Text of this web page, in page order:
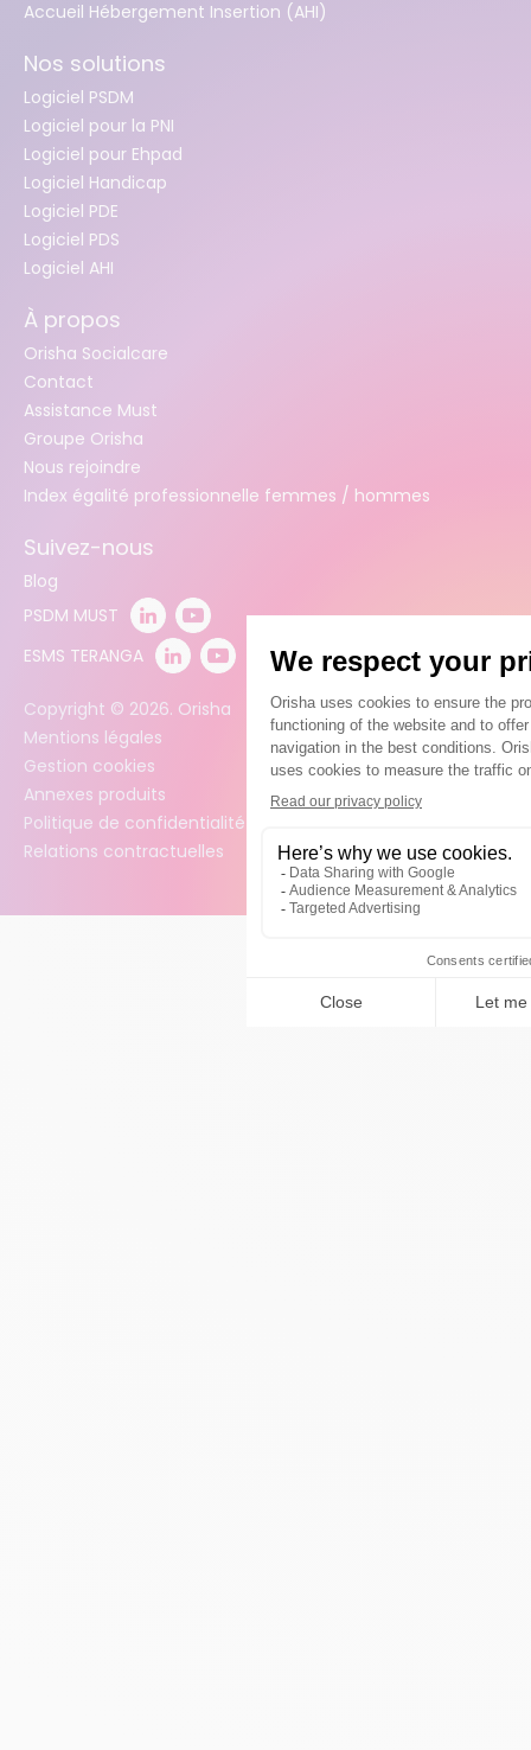
Accueil Hébergement Insertion (AHI)
Nos solutions
Logiciel PSDM
Logiciel pour la PNI
Logiciel pour Ehpad
Logiciel Handicap
Logiciel PDE
Logiciel PDS
Logiciel AHI
À propos
Orisha Socialcare
Contact
Assistance Must
Groupe Orisha
Nous rejoindre
Index égalité professionnelle femmes / hommes
Suivez-nous
Blog
PSDM MUST
ESMS TERANGA
Copyright © 2026. Orisha
Mentions légales
Gestion cookies
Annexes produits
Politique de confidentialité des données
Relations contractuelles